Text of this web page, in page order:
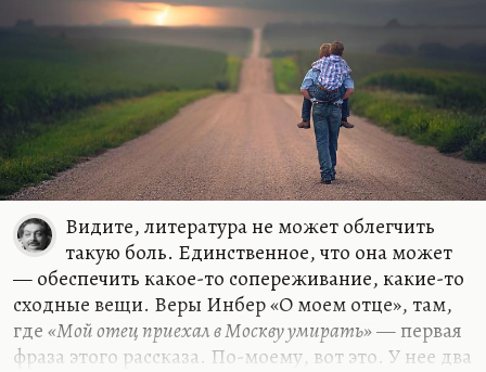
Видите, литература не может облегчить
такую боль. Единственное, что она может
— обеспечить какое-то сопереживание, какие-то
сходные вещи. Веры Инбер «О моем отце», там,
где«Мой отец приехал в Москву умирать»— первая
фраза этого рассказа. По-моему, вот это. У нее два